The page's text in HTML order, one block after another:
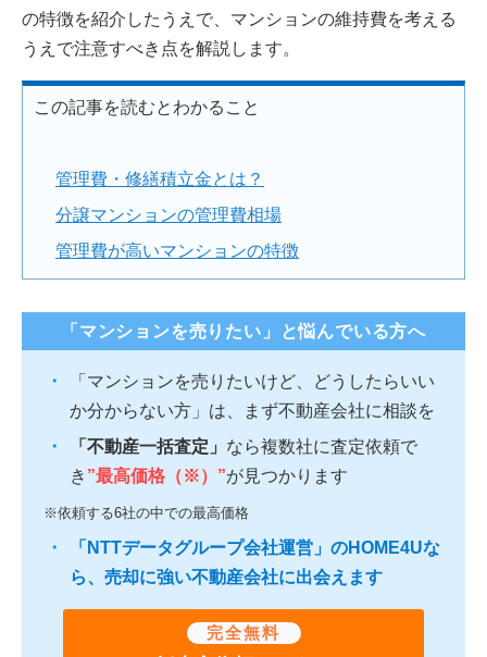
の特徴を紹介したうえで、マンションの維持費を考える
うえで注意すべき点を解説します。
この記事を読むとわかること
管理費・修繕積立金とは？
分譲マンションの管理費相場
管理費が高いマンションの特徴
「マンションを売りたい」と悩んでいる方へ
「マンションを売りたいけど、どうしたらいい
か分からない方」は、まず不動産会社に相談を
「不動産一括査定」 なら複数社に査定依頼で
き ”最高価格（※）”が見つかります
※依頼する6社の中での最高価格
「NTTデータグループ会社運営」のHOME4Uな
ら、売却に強い不動産会社に出会えます
完全無料